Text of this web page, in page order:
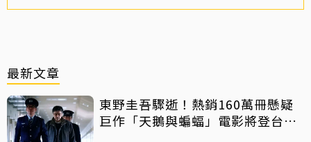
最新文章
東野圭吾驟逝！熱銷160萬冊懸疑
巨作「天鵝與蝙蝠」電影將登台上